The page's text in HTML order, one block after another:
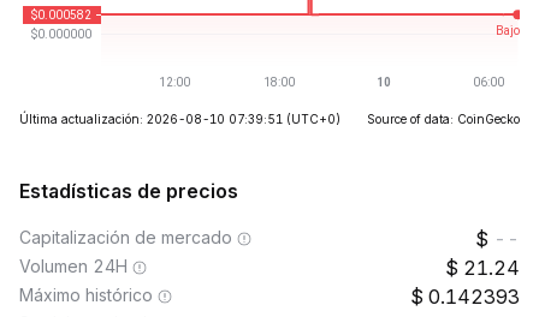
Última actualización: 2026-08-10 07:39:51 (UTC+0) Source of data: CoinGecko
Estadísticas de precios
Capitalización de mercado --
Volumen 24H 21.24
Máximo histórico 0.142393